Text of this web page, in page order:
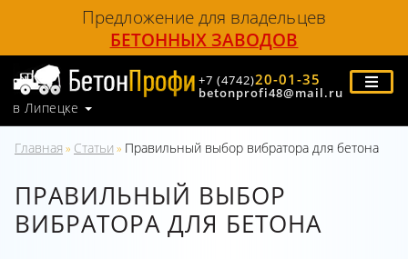
Предложение для владельцев
БЕТОННЫХ ЗАВОДОВ
в Липецке
+7 (4742)20-01-35
betonprofi48@mail.ru
Главная » Статьи » Правильный выбор вибратора для бетона
ПРАВИЛЬНЫЙ ВЫБОР
ВИБРАТОРА ДЛЯ БЕТОНА